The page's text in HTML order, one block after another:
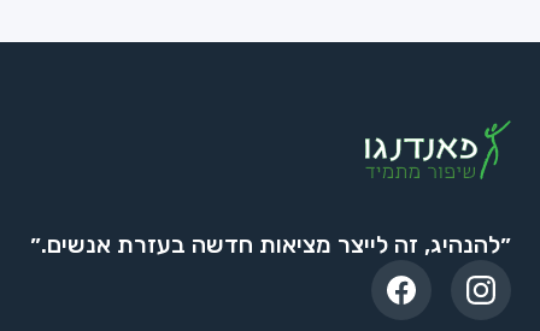
״להנהיג, זה לייצר מציאות חדשה בעזרת אנשים.״